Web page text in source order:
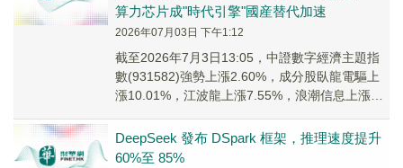
算力芯片成"時代引擎"國産替代加速
2026年07月03日 下午1:12
截至2026年7月3日13:05，中證數字經濟主題指
數(931582)強勢上漲2.60%，成分股臥龍電驅上
漲10.01%，江波龍上漲7.55%，浪潮信息上漲
DeepSeek 發布 DSpark 框架，推理速度提升
60%至 85%